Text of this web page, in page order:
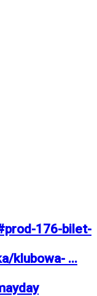
176-bilet-
klubowa- ...